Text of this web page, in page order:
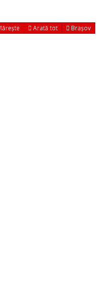
Arată tot Brașov